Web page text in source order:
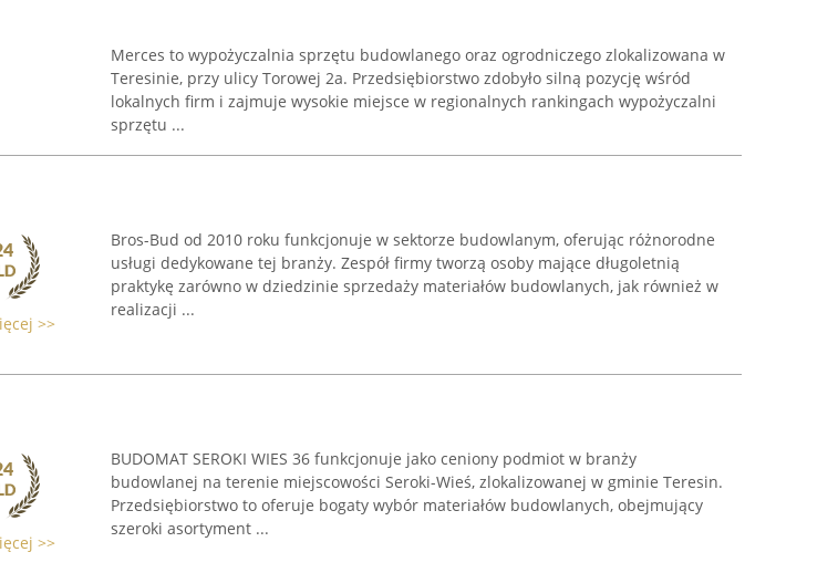
Merces to wypożyczalnia sprzętu budowlanego oraz ogrodniczego zlokalizowana w
Teresinie, przy ulicy Torowej 2a. Przedsiębiorstwo zdobyło silną pozycję wśród
lokalnych firm i zajmuje wysokie miejsce w regionalnych rankingach wypożyczalni
sprzętu ...
>>
Bros-Bud od 2010 roku funkcjonuje w sektorze budowlanym, oferując różnorodne
usługi dedykowane tej branży. Zespół firmy tworzą osoby mające długoletnią
praktykę zarówno w dziedzinie sprzedaży materiałów budowlanych, jak również w
realizacji ...
>>
BUDOMAT SEROKI WIES 36 funkcjonuje jako ceniony podmiot w branży
budowlanej na terenie miejscowości Seroki-Wieś, zlokalizowanej w gminie Teresin.
Przedsiębiorstwo to oferuje bogaty wybór materiałów budowlanych, obejmujący
szeroki asortyment ...